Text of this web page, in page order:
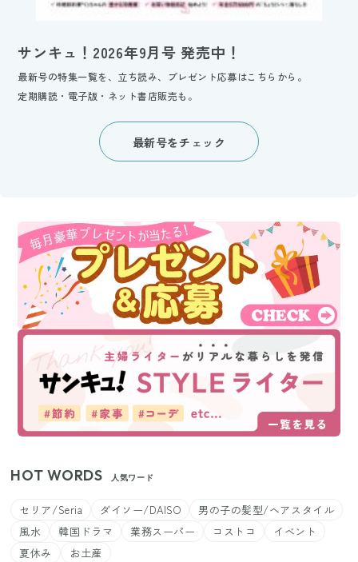
サンキュ！2026年9月号 発売中！
最新号の特集一覧を、立ち読み、プレゼント応募はこちらから。
定期購読・電子版・ネット書店販売も。
最新号をチェック
HOT WORDS 人気ワード
セリア/Seria ダイソー/DAISO
男の子の髪型/ヘアスタイル
風水
韓国ドラマ 業務スーパー コストコ
イベント
夏休み
お土産